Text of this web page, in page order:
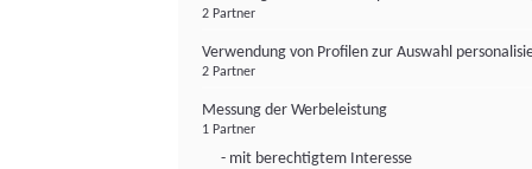
2 Partner
Verwendung von Profilen zur Auswahl
2 Partner
Messung der Werbeleistung
1 Partner
- mit berechtigtem Interesse